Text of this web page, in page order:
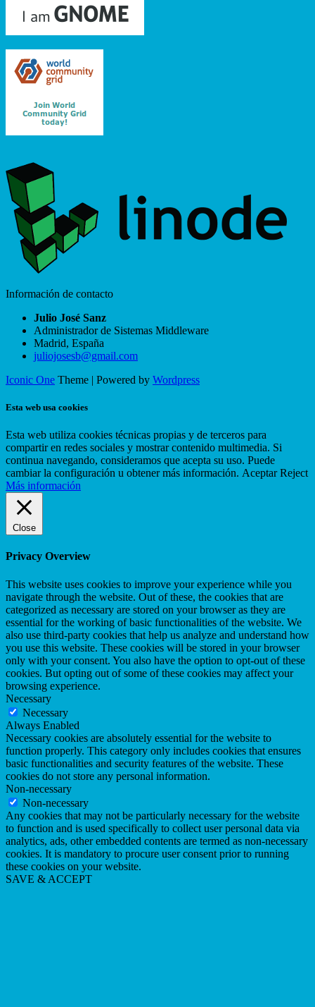
Información de contacto
Julio José Sanz
Administrador de Sistemas Middleware
Madrid, España
juliojosesb@gmail.com
Iconic One Theme | Powered by Wordpress
Esta web usa cookies
Esta web utiliza cookies técnicas propias y de terceros para
compartir en redes sociales y mostrar contenido multimedia. Si
continua navegando, consideramos que acepta su uso. Puede
cambiar la configuración u obtener más información. Aceptar Reject
Más información
Close
Privacy Overview
This website uses cookies to improve your experience while you
navigate through the website. Out of these, the cookies that are
categorized as necessary are stored on your browser as they are
essential for the working of basic functionalities of the website. We
also use third-party cookies that help us analyze and understand how
you use this website. These cookies will be stored in your browser
only with your consent. You also have the option to opt-out of these
cookies. But opting out of some of these cookies may affect your
browsing experience.
Necessary
Necessary
Always Enabled
Necessary cookies are absolutely essential for the website to
function properly. This category only includes cookies that ensures
basic functionalities and security features of the website. These
cookies do not store any personal information.
Non-necessary
Non-necessary
Any cookies that may not be particularly necessary for the website
to function and is used specifically to collect user personal data via
analytics, ads, other embedded contents are termed as non-necessary
cookies. It is mandatory to procure user consent prior to running
these cookies on your website.
SAVE & ACCEPT